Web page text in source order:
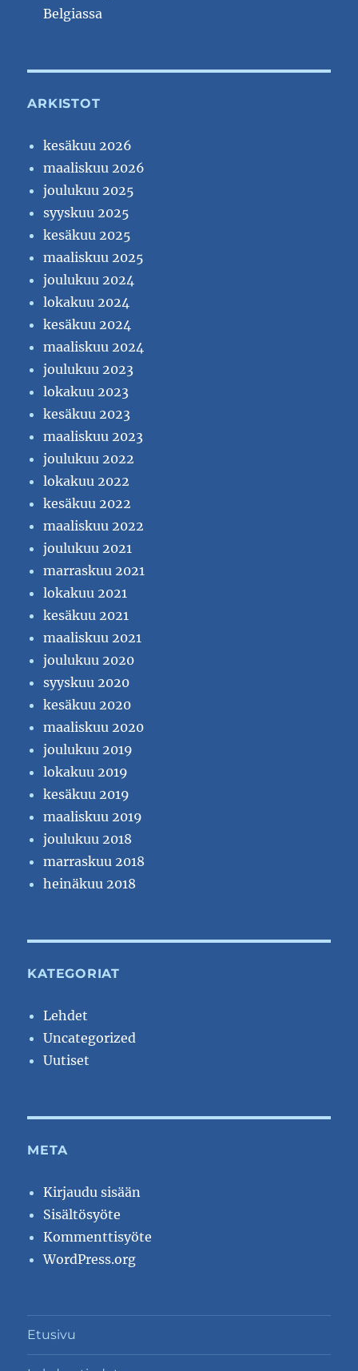
Belgiassa
ARKISTOT
kesäkuu 2026
maaliskuu 2026
joulukuu 2025
syyskuu 2025
kesäkuu 2025
maaliskuu 2025
joulukuu 2024
lokakuu 2024
kesäkuu 2024
maaliskuu 2024
joulukuu 2023
lokakuu 2023
kesäkuu 2023
maaliskuu 2023
joulukuu 2022
lokakuu 2022
kesäkuu 2022
maaliskuu 2022
joulukuu 2021
marraskuu 2021
lokakuu 2021
kesäkuu 2021
maaliskuu 2021
joulukuu 2020
syyskuu 2020
kesäkuu 2020
maaliskuu 2020
joulukuu 2019
lokakuu 2019
kesäkuu 2019
maaliskuu 2019
joulukuu 2018
marraskuu 2018
heinäkuu 2018
KATEGORIAT
Lehdet
Uncategorized
Uutiset
META
Kirjaudu sisään
Sisältösyöte
Kommenttisyöte
WordPress.org
Etusivu